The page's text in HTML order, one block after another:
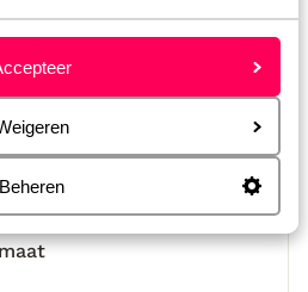
Beheren
5 km
30 km
Lanzerote César
circa 36 kilometer